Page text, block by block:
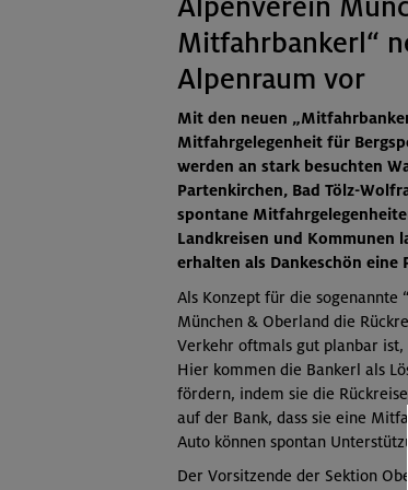
Alpenverein
Mitfahrbankerl“
Alpenraum vor
Mit den neuen
Mitfahrgelegenheit für
werden an stark besuchten
Partenkirchen, Bad Tölz-
spontane
Landkreisen und Kommunen
erhalten als Dankeschön eine
Als Konzept für die
München & Oberland die
Verkehr oftmals gut planbar
Hier kommen die Bankerl als
fördern, indem sie die
auf der Bank, dass sie eine
Auto können spontan
Der Vorsitzende der Sektion